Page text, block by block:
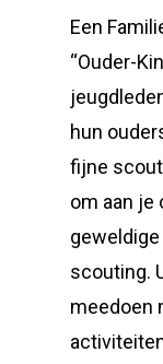
Een
“Ouder-
hun
fijne
om aan je
scouting.
meedoen